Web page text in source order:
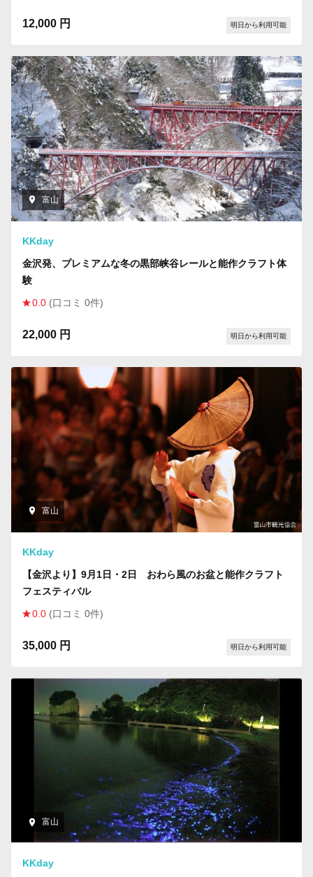
12,000 円 明日から利用可能
富山
KKday
金沢発、プレミアムな冬の黒部峡谷レールと能作クラフト体
験
0.0 (口コミ 0件)
22,000 円 明日から利用可能
富山
KKday
【金沢より】9月1日・2日 おわら風のお盆と能作クラフト
フェスティバル
0.0 (口コミ 0件)
35,000 円 明日から利用可能
富山
KKday